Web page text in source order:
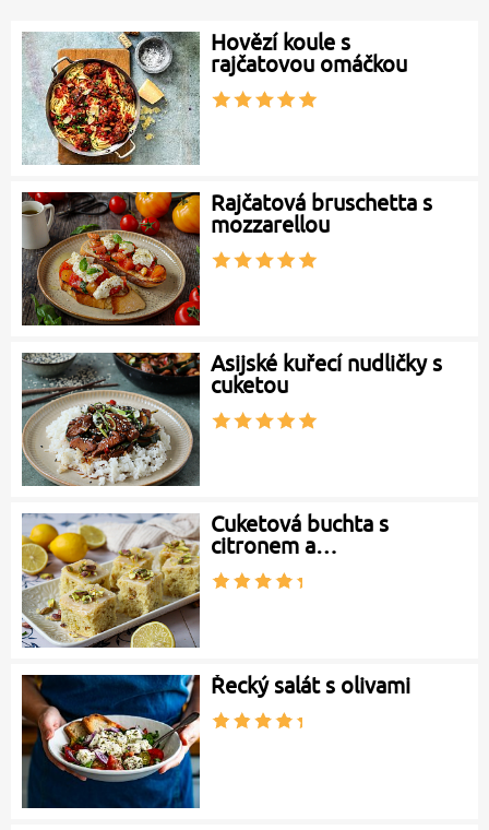
Hovězí koule s
rajčatovou omáčkou
Rajčatová bruschetta s
mozzarellou
Asijské kuřecí nudličky s
cuketou
Cuketová buchta s
citronem a…
Řecký salát s olivami